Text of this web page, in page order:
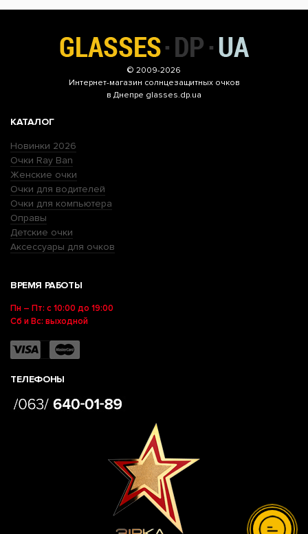
© 2009-2026
Интернет-магазин солнцезащитных очков
в Днепре glasses.dp.ua
КАТАЛОГ
Новинки 2026
Очки Ray Ban
Женские очки
Очки для водителей
Очки для компьютера
Оправы
Детские очки
Аксессуары для очков
ВРЕМЯ РАБОТЫ
Пн – Пт: с 10:00 до 19:00
Сб и Вс: выходной
ТЕЛЕФОНЫ